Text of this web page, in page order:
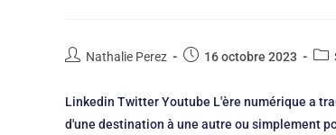
Nathalie Perez 16 octobre 2023
Linkedin Twitter Youtube L'ère numérique a
d'une destination à une autre ou simplement